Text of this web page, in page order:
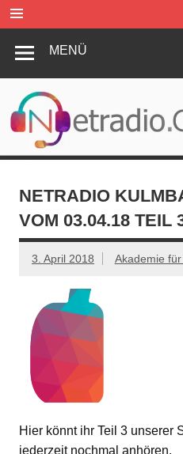
Inhalt
springen
MENÜ
NETRADIO
VOM 03.04.18 TEIL
3. April 2018 Akademie
Hier könnt ihr Teil 3 unserer
jederzeit nochmal anhören.